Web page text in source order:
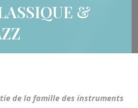
&
de la famille des instruments